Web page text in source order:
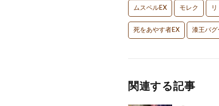
ムスペルEX モレク
死をあやす者EX 漆王バグ
関連する記事